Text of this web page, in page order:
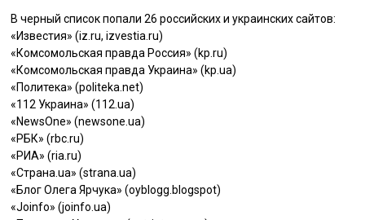
В черный список попали 26 российских и украинских сайтов:
«Известия» (iz.ru, izvestia.ru)
«Комсомольская правда Россия» (kp.ru)
«Комсомольская правда Украина» (kp.ua)
«Политека» (politeka.net)
«112 Украина» (112.ua)
«NewsOne» (newsone.ua)
«РБК» (rbc.ru)
«РИА» (ria.ru)
«Страна.ua» (strana.ua)
«Блог Олега Ярчука» (oyblogg.blogspot)
«Joinfo» (joinfo.ua)